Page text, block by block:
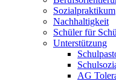
Sozialpraktikum
Nachhaltigkeit
Schüler für
Unterstützung
AG